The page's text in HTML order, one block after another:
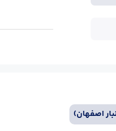
اصفهان)